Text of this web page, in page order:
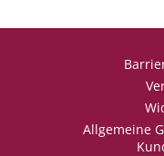
Allgemeine